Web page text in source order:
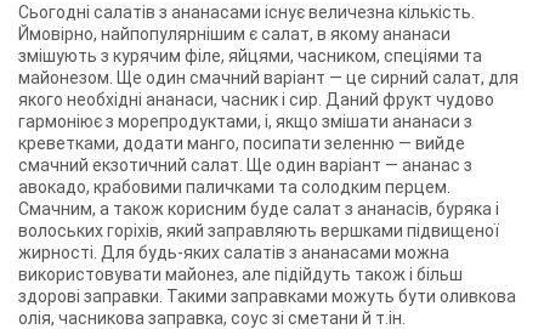
Сьогодні салатів з ананасами існує величезна кількість.
Ймовірно, найпопулярнішим є салат, в якому ананаси
змішують з курячим філе, яйцями, часником, спеціями та
майонезом. Ще один смачний варіант — це сирний салат, для
якого необхідні ананаси, часник і сир. Даний фрукт чудово
гармоніює з морепродуктами, і, якщо змішати ананаси з
креветками, додати манго, посипати зеленню — вийде
смачний екзотичний салат. Ще один варіант — ананас з
авокадо, крабовими паличками та солодким перцем.
Смачним, а також корисним буде салат з ананасів, буряка і
волоських горіхів, який заправляють вершками підвищеної
жирності. Для будь-яких салатів з ананасами можна
використовувати майонез, але підійдуть також і більш
здорові заправки. Такими заправками можуть бути оливкова
олія, часникова заправка, соус зі сметани й т.ін.